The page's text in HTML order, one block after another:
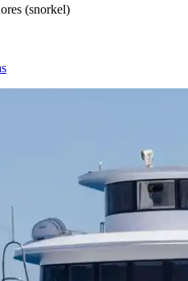
(snorkel)